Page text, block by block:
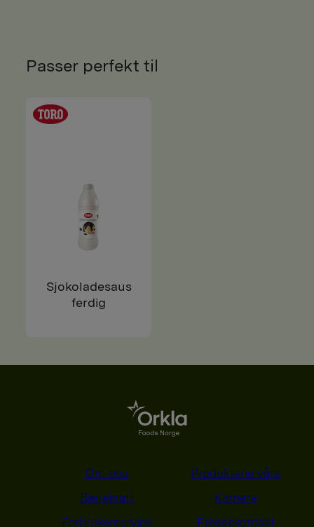
Passer perfekt til
Sjokoladesaus
ferdig
Om oss
Produktene våre
Bærekraft
Karriere
Forbrukerservice
Pressekontakt